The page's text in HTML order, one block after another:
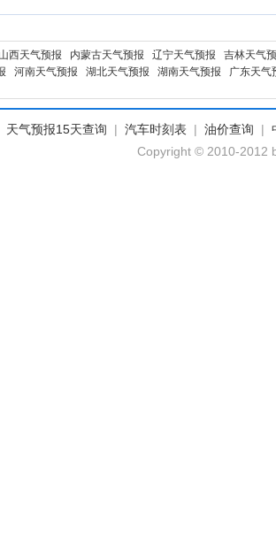
山西天气预报 内蒙古天气预报 辽宁天气预报
吉林天气
河南天气预报 湖北天气预报 湖南天气预报 广东天气
天气预报15天查询 | 汽车时刻表 | 油价查询 |
Copyright © 2010-2012